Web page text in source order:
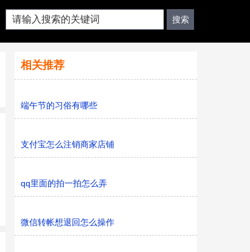
相关推荐
端午节的习俗有哪些
支付宝怎么注销商家店铺
qq里面的拍一拍怎么弄
微信转帐想退回怎么操作